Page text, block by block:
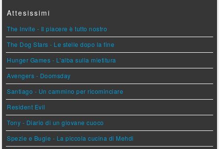
Attesissimi
The Invite - Il piacere è tutto nostro
The Dog Stars - Le stelle dopo la fine
Hunger Games - L'alba sulla mietitura
Avengers - Doomsday
Santiago - Un cammino per ricominciare
Resident Evil
Tony - Diario di un giovane cuoco
Spezie e Bugie - La piccola cucina di Mehdi